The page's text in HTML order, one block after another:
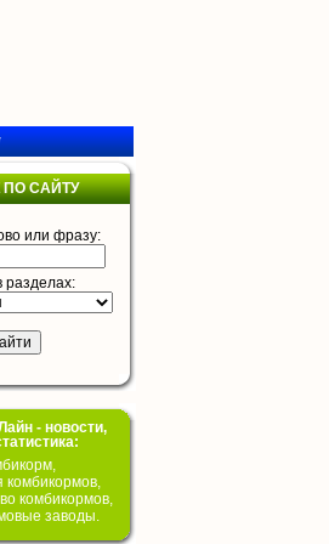
САЙТУ
или фразу:
разделах:
- новости,
комбикормов,
комбикормов,
заводы.